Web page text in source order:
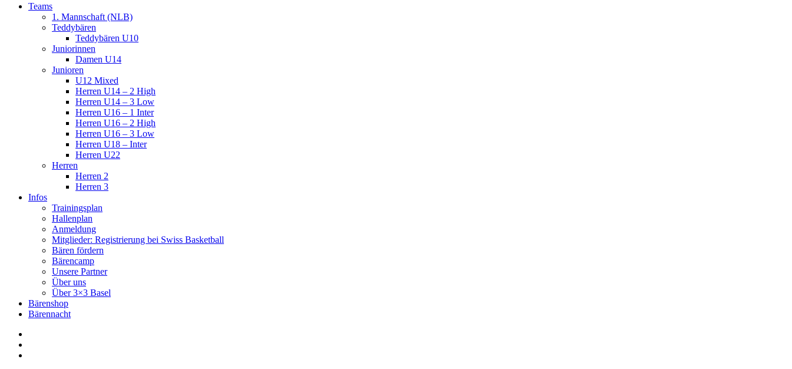
Teams
1. Mannschaft (NLB)
Teddybären
Teddybären U10
Juniorinnen
Damen U14
Junioren
U12 Mixed
Herren U14 – 2 High
Herren U14 – 3 Low
Herren U16 – 1 Inter
Herren U16 – 2 High
Herren U16 – 3 Low
Herren U18 – Inter
Herren U22
Herren
Herren 2
Herren 3
Infos
Trainingsplan
Hallenplan
Anmeldung
Mitglieder: Registrierung bei Swiss Basketball
Bären fördern
Bärencamp
Unsere Partner
Über uns
Über 3×3 Basel
Bärenshop
Bärennacht